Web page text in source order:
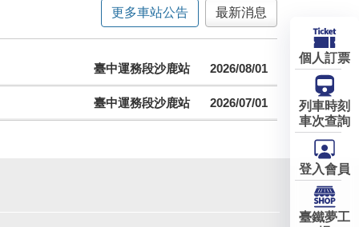
更多車站公告 最新消息
臺中運務段沙鹿站 2026/08/01
臺中運務段沙鹿站 2026/07/01
個人訂票
列車時刻
車次查詢
登入會員
臺鐵夢工